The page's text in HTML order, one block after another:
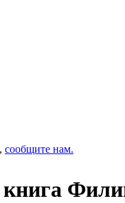
сообщите нам.
книга